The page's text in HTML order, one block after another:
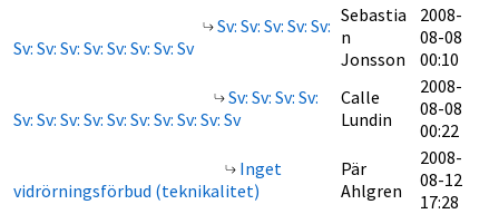
Sv: Sv: Sv: Sv: Sv:
Sv: Sv: Sv: Sv: Sv: Sv: Sv: Sv
Sebastia
n
Jonsson
2008-
08-08
00:10
Sv: Sv: Sv: Sv:
Sv: Sv: Sv: Sv: Sv: Sv: Sv: Sv: Sv: Sv
Calle
Lundin
2008-
08-08
00:22
Inget
vidrörningsförbud (teknikalitet)
Pär
Ahlgren
2008-
08-12
17:28